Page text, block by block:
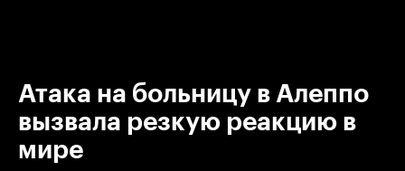
Атака на больницу в Алеппо
вызвала резкую реакцию в
мире